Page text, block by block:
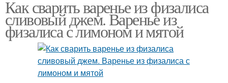
Как сварить варенье из физалиса
сливовый джем. Варенье из
физалиса с лимоном и мятой